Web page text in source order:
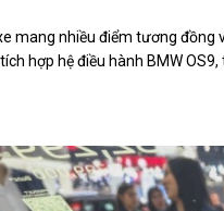
mang nhiều điểm tương đồng
hợp hệ điều hành BMW